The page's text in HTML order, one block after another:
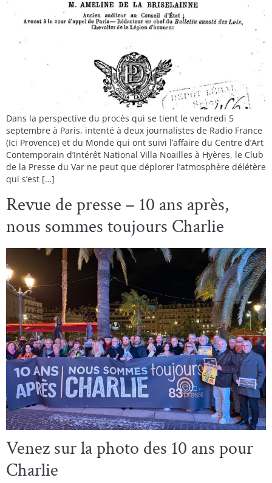
Dans la perspective du procès qui se tient le vendredi 5
septembre à Paris, intenté à deux journalistes de Radio France
(Ici Provence) et du Monde qui ont suivi l’affaire du Centre d’Art
Contemporain d’Intérêt National Villa Noailles à Hyères, le Club
de la Presse du Var ne peut que déplorer l’atmosphère délétère
qui s’est […]
Revue de presse – 10 ans après,
nous sommes toujours Charlie
Venez sur la photo des 10 ans pour
Charlie